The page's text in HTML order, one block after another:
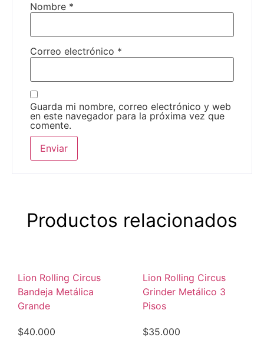
Nombre *
Correo electrónico *
Guarda mi nombre, correo electrónico y web
en este navegador para la próxima vez que
comente.
Productos relacionados
Lion Rolling Circus
Bandeja Metálica
Grande
$40.000
Lion Rolling Circus
Grinder Metálico 3
Pisos
$35.000